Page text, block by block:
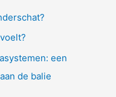
een
de balie